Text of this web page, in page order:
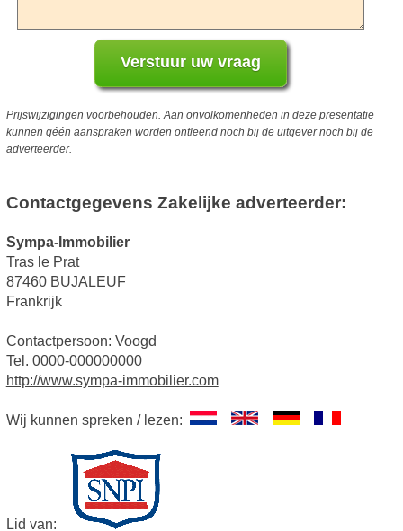
Prijswijzigingen voorbehouden. Aan onvolkomenheden in deze presentatie
kunnen géén aanspraken worden ontleend noch bij de uitgever noch bij de
adverteerder.
Contactgegevens Zakelijke adverteerder:
Sympa-Immobilier
Tras le Prat
87460 BUJALEUF
Frankrijk
Contactpersoon: Voogd
Tel. 0000-000000000
http://www.sympa-immobilier.com
Wij kunnen spreken / lezen:
Lid van: